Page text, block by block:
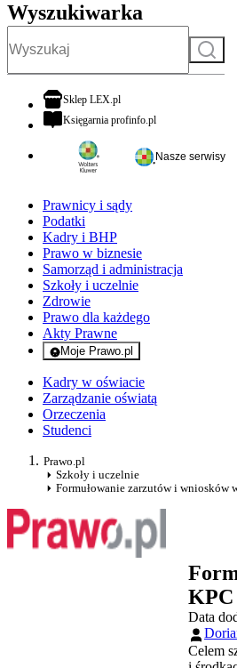
Wyszukiwarka
Szukaj
Sklep LEX.plotwiera się w nowej karcie
Księgarnia profinfo.plotwiera się w nowej
Nasze serwisy
Prawnicy i sądy
Podatki
Kadry i BHP
Prawo w biznesie
Samorząd i administracja
Szkoły i uczelnie
Zdrowie
Prawo dla każdego
Akty Prawne
Moje Prawo.pl
- rejestracja i logowanie do
Kadry w oświacie
Zarządzanie oświatą
Orzeczenia
Studenci
Prawo.pl
Szkoły i uczelnie
Formułowanie zarzutów i wniosków
KPC
Data
Celem